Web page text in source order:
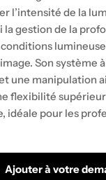
l’intensité de la
la gestion de la
Son système
une manipulation
flexibilité
idéale pour les
Ajouter à votre